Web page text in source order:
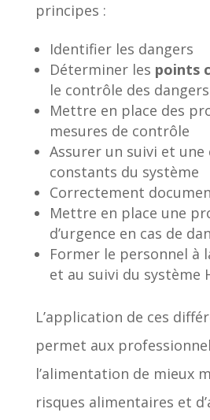
principes :
Identifier les dangers
Déterminer les points
le contrôle des dangers
Mettre en place des
mesures de contrôle
Assurer un suivi et une
constants du système
Correctement
Mettre en place une
d’urgence en cas de
Former le personnel à
et au suivi du système
L’application de ces
permet aux
l’alimentation de mieux
risques alimentaires et